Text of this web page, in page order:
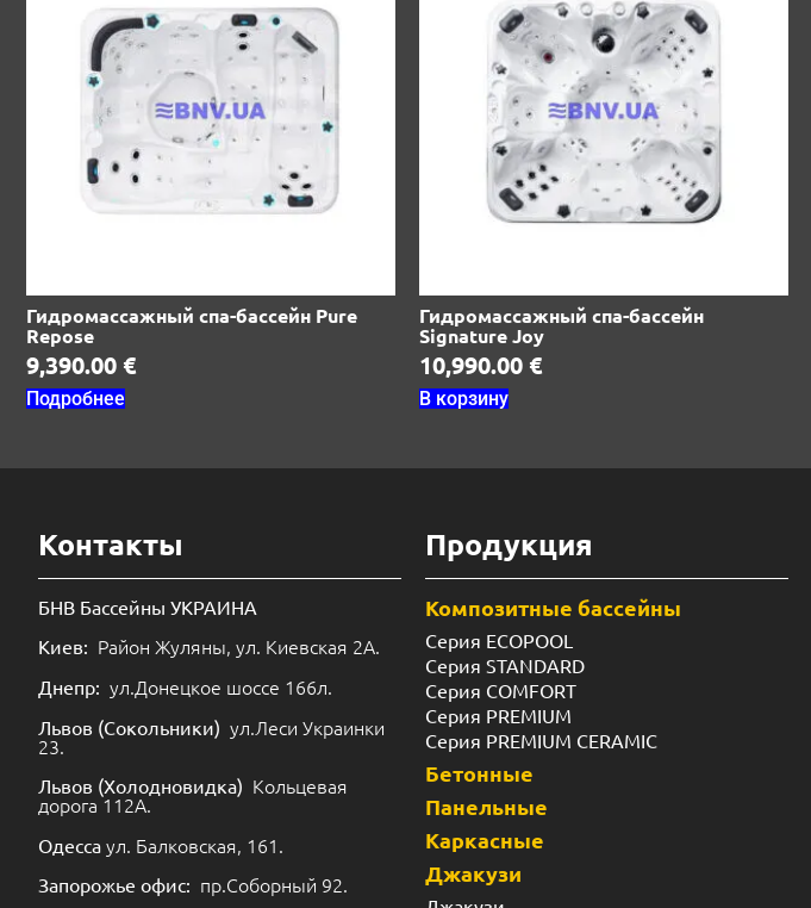
Гидромассажный спа-бассейн Pure
Repose
9,390.00 €
Подробнее
Гидромассажный спа-бассейн
Signature Joy
10,990.00 €
В корзину
Контакты
БНВ Бассейны УКРАИНА
Киев: Район Жуляны, ул. Киевская 2А.
Днепр: ул.Донецкое шоссе 166л.
Львов (Сокольники) ул.Леси Украинки
23.
Львов (Холодновидка) Кольцевая
дорога 112А.
Одесса ул. Балковская, 161.
Запорожье офис: пр.Соборный 92.
Продукция
Композитные бассейны
Серия ECOPOOL
Серия STANDARD
Серия COMFORT
Серия PREMIUM
Серия PREMIUM CERAMIC
Бетонные
Панельные
Каркасные
Джакузи